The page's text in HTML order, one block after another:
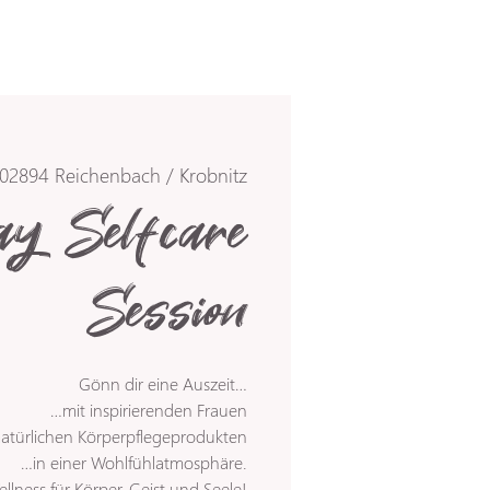
02894 Reichenbach / Krobnitz
Selfcare
Session
Gönn dir eine Auszeit…
…mit inspirierenden Frauen
Körperpflegeprodukten
…in einer Wohlfühlatmosphäre.